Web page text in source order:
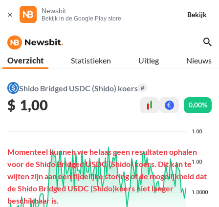
Newsbit
Bekijk in de Google Play store
Bekijk
Overzicht Statistieken Uitleg Nieuws
Shido Bridged USDC (Shido) koers #
$ 1,00 € 0,00%
Momenteel kunnen we helaas geen resultaten ophalen
voor de Shido Bridged USDC (Shido) koers. Dit kan te
wijten zijn aan een tijdelijke storing of de mogelijkheid dat
de Shido Bridged USDC (Shido)koers niet langer
beschikbaar is.